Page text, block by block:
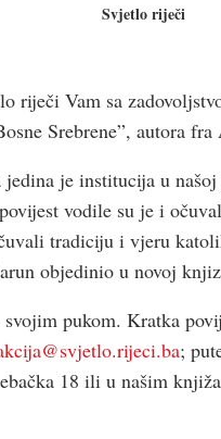
Svjetlo riječi
riječi Vam sa
Srebrene”, autora fra
jedina je institucija u
vodile su je i
tradiciju i vjeru
objedinio u novoj
pukom. Kratka
;
18 ili u našim